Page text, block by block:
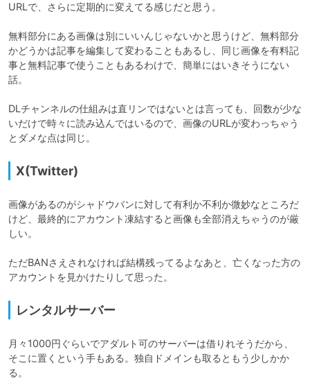
URLで、さらに定期的に変えてる感じだと思う。
無料部分にある画像は別にいいんじゃないかと思うけど、無料部分
かどうかは記事を編集して変わることもあるし、同じ画像を有料記
事と無料記事で使うこともあるわけで、簡単にはいきそうにない
話。
DLチャンネルの仕組みは直リンではないとは言っても、回数が少な
いだけで時々に読み込んではいるので、画像のURLが変わっちゃう
とダメな点は同じ。
X(Twitter)
画像があるのがシャドウバンに対して有利か不利か微妙なところだ
けど、最終的にアカウント凍結すると画像も全部消えちゃうのが厳
しい。
ただBANさえされなければ結構残ってるよなあと、亡くなった方の
アカウントを見かけたりして思った。
レンタルサーバー
月々1000円ぐらいでアダルト可のサーバーは借りれそうだから、
そこに置くという手もある。独自ドメインも取るともう少しかか
る。